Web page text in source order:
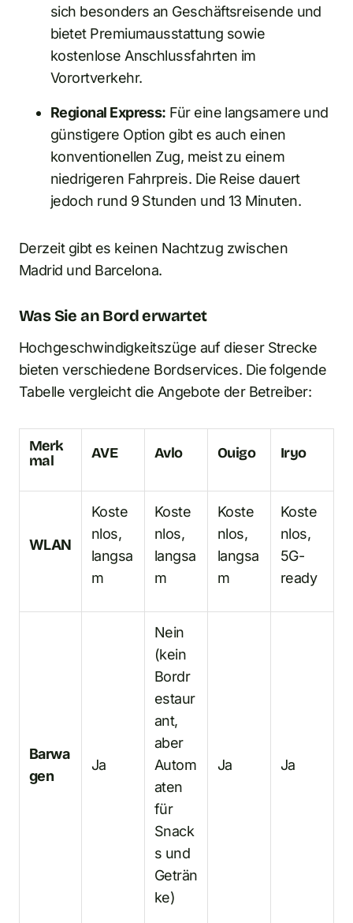
sich besonders an Geschäftsreisende und
bietet Premiumausstattung sowie
kostenlose Anschlussfahrten im
Vorortverkehr.
Regional Express: Für eine langsamere und
günstigere Option gibt es auch einen
konventionellen Zug, meist zu einem
niedrigeren Fahrpreis. Die Reise dauert
jedoch rund 9 Stunden und 13 Minuten.
Derzeit gibt es keinen Nachtzug zwischen
Madrid und Barcelona.
Was Sie an Bord erwartet
Hochgeschwindigkeitszüge auf dieser Strecke
bieten verschiedene Bordservices. Die folgende
Tabelle vergleicht die Angebote der Betreiber:
Merk
mal
AVE Avlo Ouigo Iryo
WLAN
Koste
nlos,
langsa
m
Koste
nlos,
langsa
m
Koste
nlos,
langsa
m
Koste
nlos,
5G-
ready
Barwa
gen
Ja
Nein
(kein
Bordr
estaur
ant,
aber
Autom
aten
für
Snack
s und
Geträn
ke)
Ja Ja